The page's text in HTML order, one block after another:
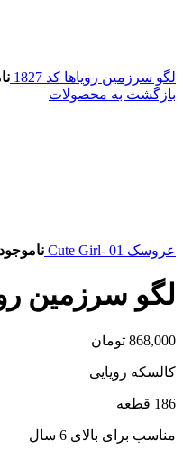
لگو سرزمین رویاها کد 1827
بازگشت به محصولات
عروسک Cute Girl- 01 ناموجود
لگو سرزمین
868,000 تومان
کالسکه رویایی
186 قطعه
مناسب برای بالای 6 سال